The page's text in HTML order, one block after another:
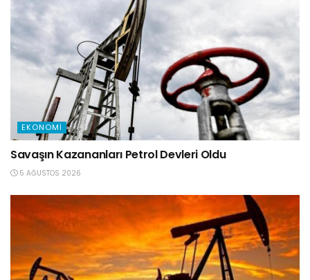
EKONOMI
Savaşın Kazananları Petrol Devleri Oldu
5 AĞUSTOS 2026